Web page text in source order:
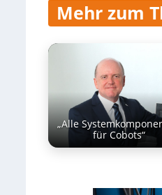
Mehr zum
„Alle
für Cobots“